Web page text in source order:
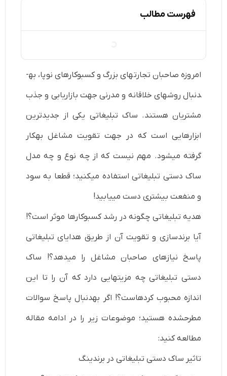
فهرست مطالب
امروزه صاحبان تجارت­های بزرگ و کسب­وکارهای نوپا، به­
دنبال روش­های خلاقانه و مدرنی جهت بازاریابی و جذب
مشتریان هستند. ساک تبلیغاتی یکی از جدیدترین
ابزارهایی است که در جهت تقویت مشاغل به­کار
گرفته می­شود. مهم نیست که از چه نوع و چه مدل
ساک دستی تبلیغاتی استفاده می­کنید؛ قطعا به سود
و منفعت بیشتری دست می­یابید!
هدیه تبلیغاتی چگونه در رشد کسب­وکارها موثر است؟!
آیا برندسازی و تقویت آن از طریق هدایای تبلیغاتی
پاسخ نیازهای صاحبان مشاغل را می­دهد؟! ساک
دستی تبلیغاتی چه مزیت­هایی دارد که آن را تا این
اندازه محبوب کرده­است؟! اگر به­دنبال پاسخ سوالات
مطرح­شده هستید؛ موضوعات زیر را در ادامه مقاله
مطالعه کنید:
تاثیر ساک دستی تبلیغاتی در برندینگ